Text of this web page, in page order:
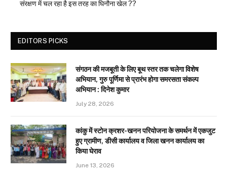
संरक्षण में चल रहा है इस तरह का घिनौना खेल ??
EDITORS PICKS
संगठन की मजबूती के लिए बूथ स्तर तक चलेगा विशेष
अभियान, गुरु पूर्णिमा से प्रारंभ होगा समरसता संकल्प
अभियान : दिनेश कुमार
July 28, 2026
कांकु में स्टोन क्रशर-खनन परियोजना के समर्थन में एकजुट
हुए ग्रामीण, डीसी कार्यालय व जिला खनन कार्यालय का
किया घेराव
June 13, 2026